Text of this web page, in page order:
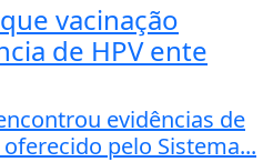
vacinação
de HPV ente
evidências de
pelo Sistema...